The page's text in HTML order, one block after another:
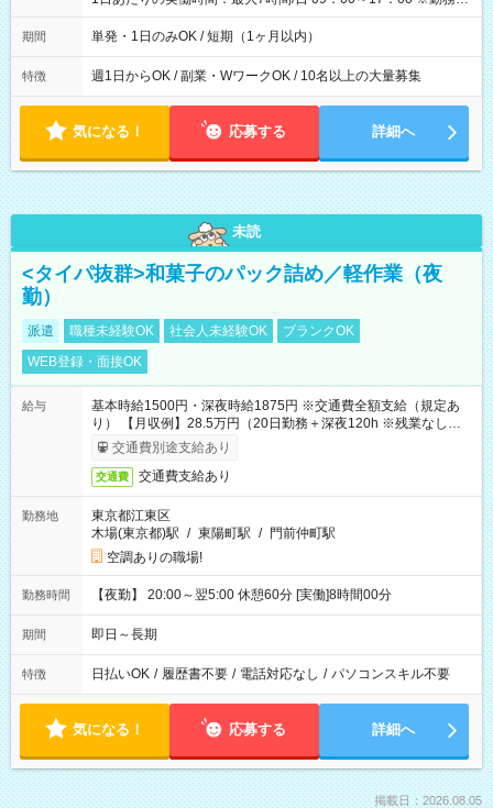
間は 試験により異なります。
期間 単発・1日のみOK / 短期（1ヶ月以内）
特徴 週1日からOK / 副業・WワークOK / 10名以上の大量募集
気になる！ 応募する 詳細へ
未読
<タイパ抜群>和菓子のパック詰め／軽作業（夜
勤）
派遣 職種未経験OK 社会人未経験OK
ブランクOK
WEB登録・面接OK
給与
基本時給1500円・深夜時給1875円 ※交通費全額支給（規定あ
り） 【月収例】28.5万円（20日勤務＋深夜120h ※残業なしの場
合）交通費別途支給あり
交通費 交通費支給あり
勤務地
東京都江東区
木場(東京都)駅 / 東陽町駅 / 門前仲町駅
空調ありの職場!
勤務時間 【夜勤】 20:00～翌5:00 休憩60分 [実働]8時間00分
期間 即日～長期
特徴 日払いOK / 履歴書不要 / 電話対応なし / パソコンスキル不要
気になる！ 応募する 詳細へ
掲載日：2026.08.05